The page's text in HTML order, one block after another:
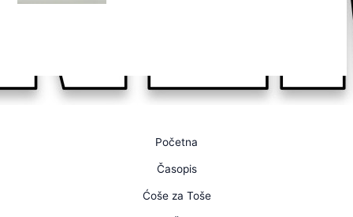
Početna
Časopis
Ćoše za Toše